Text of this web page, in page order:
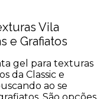
Vila
e Grafiatos
gel para texturas
da Classic e
ao se